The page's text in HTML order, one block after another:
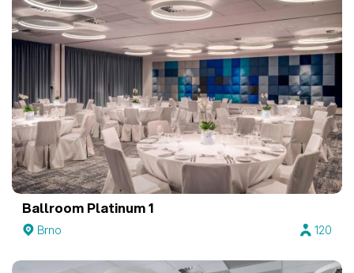
Ballroom Platinum 1
Brno 120